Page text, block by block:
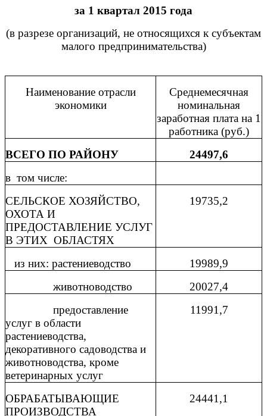
за 1 квартал 2015 года
(в разрезе организаций, не относящихся к субъектам
малого предпринимательства)
Наименование отрасли
экономики
Среднемесячная
номинальная
заработная плата на 1
работника (руб.)
ВСЕГО ПО РАЙОНУ
24497,6
в том числе:
СЕЛЬСКОЕ ХОЗЯЙСТВО,
ОХОТА И
ПРЕДОСТАВЛЕНИЕ УСЛУГ
В ЭТИХ ОБЛАСТЯХ
19735,2
из них: растениеводство
19989,9
животноводство
20027,4
предоставление
услуг в области
растениеводства,
декоративного садоводства и
животноводства, кроме
ветеринарных услуг
11991,7
ОБРАБАТЫВАЮЩИЕ
ПРОИЗВОДСТВА
24441,1